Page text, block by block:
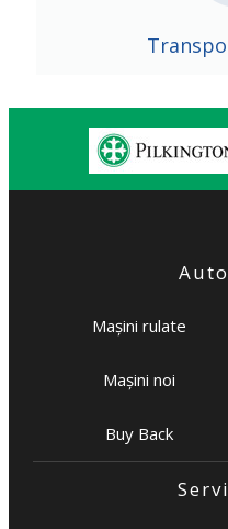
Mașini rulate
Mașini noi
Buy Back